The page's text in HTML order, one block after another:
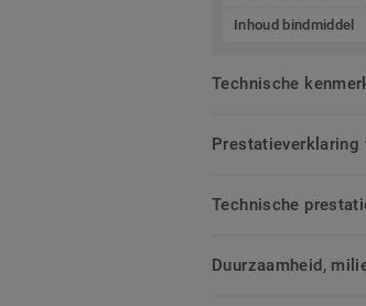
Inhoud bindmiddel
Technische
Prestatieverklaring
Technische
Duurzaamheid,